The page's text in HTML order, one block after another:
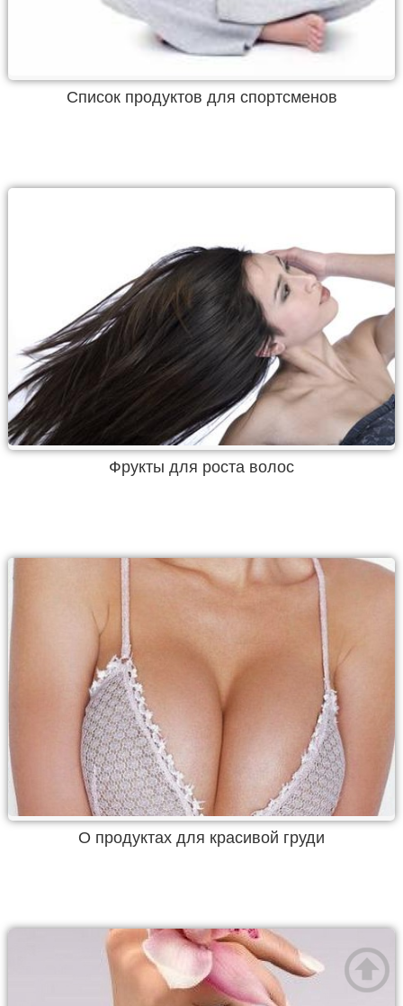
Список продуктов для спортсменов
Фрукты для роста волос
О продуктах для красивой груди